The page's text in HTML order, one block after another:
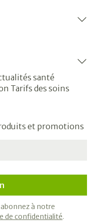
santé
Tarifs des soins
et promotions
à notre
de confidentialité.